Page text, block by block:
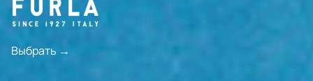
Выбрать →